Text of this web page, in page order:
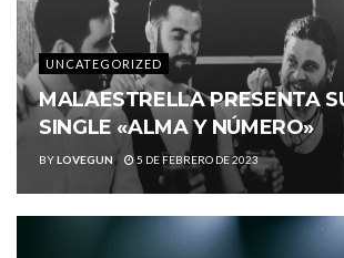
UNCATEGORIZED
MALAESTRELLA PRESENTA
SINGLE «ALMA Y NÚMERO»
BYLOVEGUN 5 DE FEBRERO DE 2023